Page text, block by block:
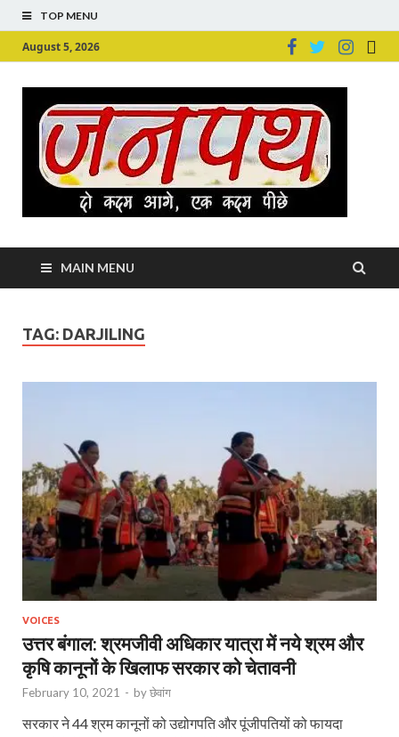
TOP MENU
August 5, 2026
MAIN MENU
TAG: DARJILING
VOICES
उत्तर बंगाल: श्रमजीवी अधिकार यात्रा में नये श्रम और
कृषि कानूनों के खिलाफ सरकार को चेतावनी
February 10, 2021 - byछेवांग
सरकार ने 44 श्रम कानूनों को उद्योगपति और पूंजीपतियों को फायदा